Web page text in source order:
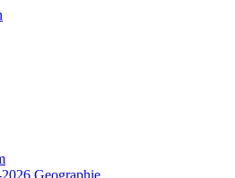
Geographie